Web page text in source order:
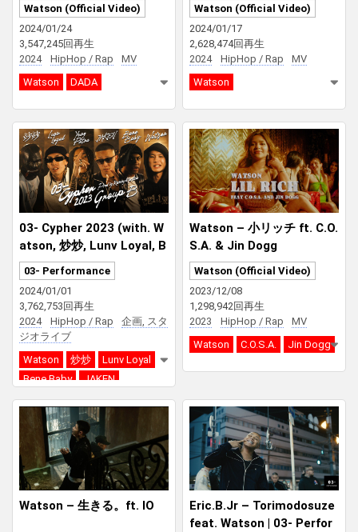
Watson (Official Video)
2024/01/24
3,547,245回再生
2024
HipHop / Rap
MV
Watson
DADA
Watson (Official Video)
2024/01/17
2,628,474回再生
2024
HipHop / Rap
MV
Watson
03- Cypher 2023 (with. W
atson, 炒炒, Lunv Loyal, B
ene Baby, JAKEN, Yvng P
atra)
03- Performance
2024/01/01
3,762,753回再生
2024
HipHop / Rap
企画, スタ
ジオライブ
Watson
炒炒
Lunv Loyal
Bene Baby
JAKEN
Yvng Patra
Watson – 小リッチ ft. C.O.
S.A. & Jin Dogg
Watson (Official Video)
2023/12/08
1,298,942回再生
2023
HipHop / Rap
MV
Watson
C.O.S.A. Jin Dogg
Watson – 生きる。ft. IO
Eric.B.Jr – Torimodosuze
feat. Watson | 03- Perfor